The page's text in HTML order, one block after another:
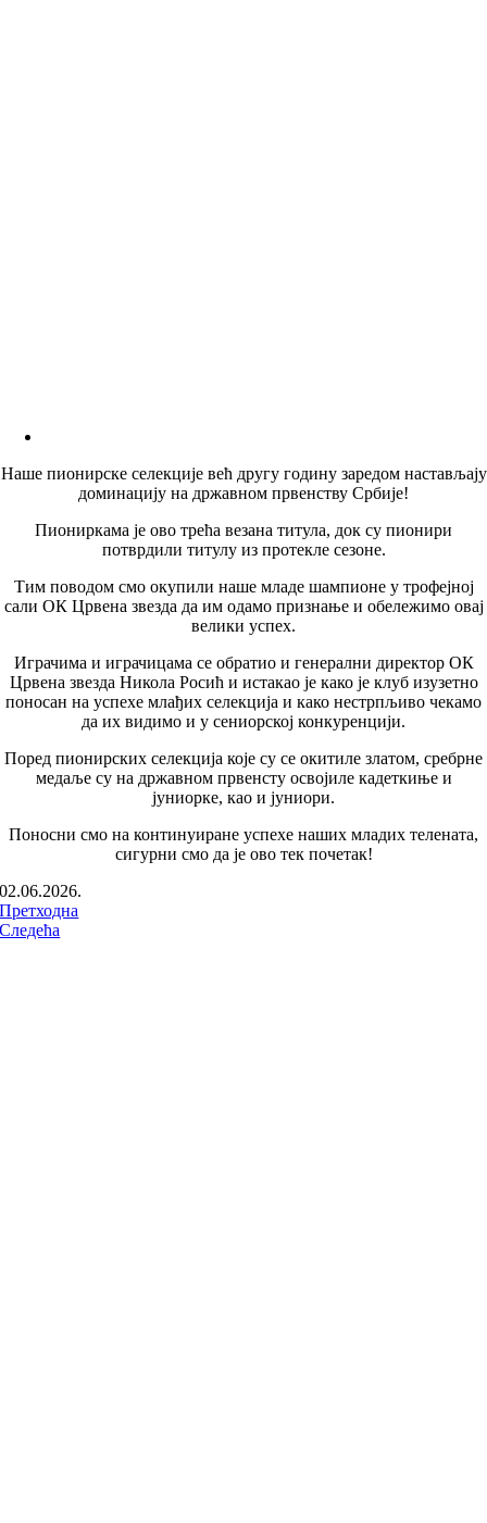
Наше пионирске селекције већ другу годину заредом настављају
доминацију на државном првенству Србије!
Пиониркама је ово трећа везана титула, док су пионири
потврдили титулу из протекле сезоне.
Тим поводом смо окупили наше младе шампионе у трофејној
сали ОК Црвена звезда да им одамо признање и обележимо овај
велики успех.
Играчима и играчицама се обратио и генерални директор ОК
Црвена звезда Никола Росић и истакао је како је клуб изузетно
поносан на успехе млађих селекција и како нестрпљиво чекамо
да их видимо и у сениорској конкуренцији.
Поред пионирских селекција које су се окитиле златом, сребрне
медаље су на државном првенсту освојиле кадеткиње и
јуниорке, као и јуниори.
Поносни смо на континуиране успехе наших младих телената,
сигурни смо да је ово тек почетак!
02.06.2026.
Претходна
Следећа